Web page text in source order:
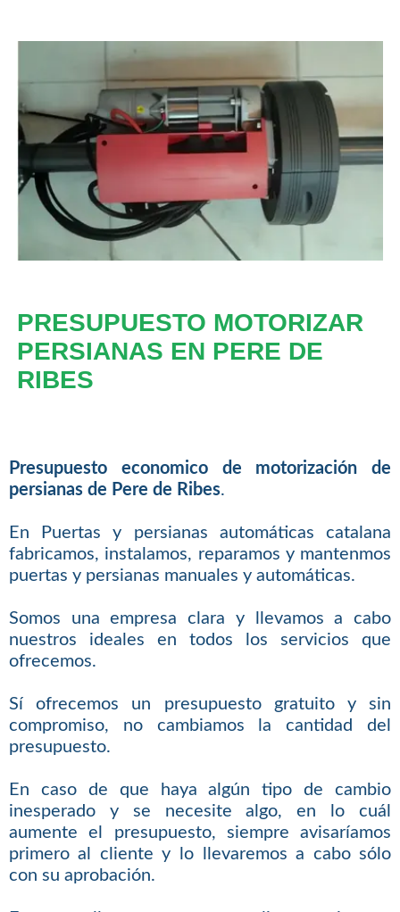
PRESUPUESTO MOTORIZAR
PERSIANAS EN PERE DE
RIBES
Presupuesto economico de motorización de
persianas de Pere de Ribes.
En Puertas y persianas automáticas catalana
fabricamos, instalamos, reparamos y mantenmos
puertas y persianas manuales y automáticas.
Somos una empresa clara y llevamos a cabo
nuestros ideales en todos los servicios que
ofrecemos.
Sí ofrecemos un presupuesto gratuito y sin
compromiso, no cambiamos la cantidad del
presupuesto.
En caso de que haya algún tipo de cambio
inesperado y se necesite algo, en lo cuál
aumente el presupuesto, siempre avisaríamos
primero al cliente y lo llevaremos a cabo sólo
con su aprobación.